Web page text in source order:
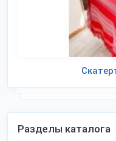
Разделы каталога